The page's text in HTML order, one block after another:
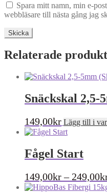
Spara mitt namn, min e-
webbläsare till nästa gång jag
Relaterade
Snäckskal 2,5-
149,00kr Lägg till i
Fågel Start
149,00kr – 249,00